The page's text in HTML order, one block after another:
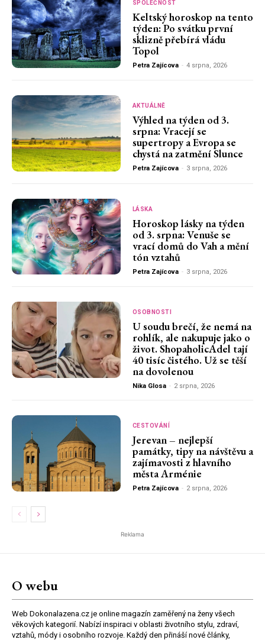
SPOLEČNOST
Keltský horoskop na tento
týden: Po svátku první
sklizně přebírá vládu
Topol
Petra Zajícova - 4 srpna, 2026
AKTUÁLNĚ
Výhled na týden od 3.
srpna: Vracejí se
supertropy a Evropa se
chystá na zatmění Slunce
Petra Zajícova - 3 srpna, 2026
LÁSKA
Horoskop lásky na týden
od 3. srpna: Venuše se
vrací domů do Vah a mění
tón vztahů
Petra Zajícova - 3 srpna, 2026
OSOBNOSTI
U soudu brečí, že nemá na
rohlík, ale nakupuje jako o
život. ShopaholicAdel tají
40 tisíc čistého. Už se těší
na dovolenou
Nika Glosa - 2 srpna, 2026
CESTOVÁNÍ
Jerevan – nejlepší
památky, tipy na návštěvu a
zajímavosti z hlavního
města Arménie
Petra Zajícova - 2 srpna, 2026
Reklama
O webu
Web Dokonalazena.cz je online magazín zaměřený na ženy všech
věkových kategorií. Nabízí inspiraci v oblasti životního stylu, zdraví,
vztahů, módy i osobního rozvoje. Každý den přináší nové články,